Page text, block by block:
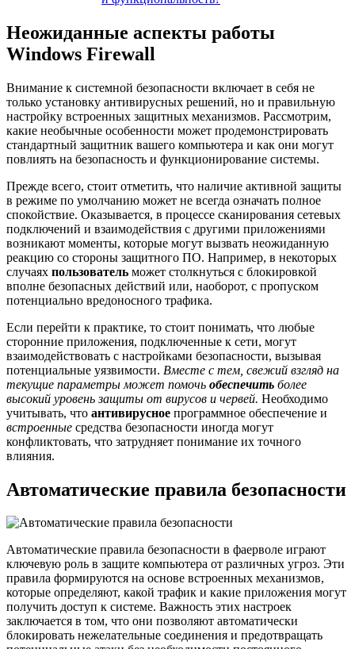
Неожиданные аспекты работы
Windows Firewall
Внимание к системной безопасности включает в себя не
только установку антивирусных решений, но и правильную
настройку встроенных защитных механизмов. Рассмотрим,
какие необычные особенности может продемонстрировать
стандартный защитник вашего компьютера и как они могут
повлиять на безопасность и функционирование системы.
Прежде всего, стоит отметить, что наличие активной защиты
в режиме по умолчанию может не всегда означать полное
спокойствие. Оказывается, в процессе сканирования сетевых
подключений и взаимодействия с другими приложениями
возникают моменты, которые могут вызвать неожиданную
реакцию со стороны защитного ПО. Например, в некоторых
случаях пользователь может столкнуться с блокировкой
вполне безопасных действий или, наоборот, с пропуском
потенциально вредоносного трафика.
Если перейти к практике, то стоит понимать, что любые
сторонние приложения, подключенные к сети, могут
взаимодействовать с настройками безопасности, вызывая
потенциальные уязвимости. Вместе с тем, свежий взгляд на
текущие параметры может помочь обеспечить более
высокий уровень защиты от вирусов и червей. Необходимо
учитывать, что антивирусное программное обеспечение и
встроенные средства безопасности иногда могут
конфликтовать, что затрудняет понимание их точного
влияния.
Автоматические правила безопасности
Автоматические правила безопасности в фаерволе играют
ключевую роль в защите компьютера от различных угроз. Эти
правила формируются на основе встроенных механизмов,
которые определяют, какой трафик и какие приложения могут
получить доступ к системе. Важность этих настроек
заключается в том, что они позволяют автоматически
блокировать нежелательные соединения и предотвращать